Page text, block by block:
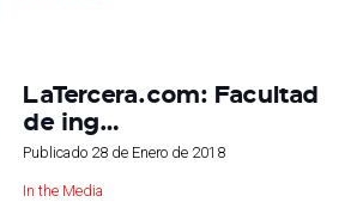
LaTercera.com: Facultad
de ing…
Publicado 28 de Enero de 2018
In the Media